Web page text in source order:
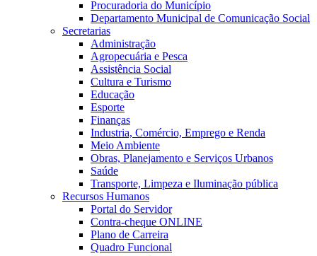
Procuradoria do Município
Departamento Municipal de Comunicação Social
Secretarias
Administração
Agropecuária e Pesca
Assistência Social
Cultura e Turismo
Educação
Esporte
Finanças
Industria, Comércio, Emprego e Renda
Meio Ambiente
Obras, Planejamento e Serviços Urbanos
Saúde
Transporte, Limpeza e Iluminação pública
Recursos Humanos
Portal do Servidor
Contra-cheque ONLINE
Plano de Carreira
Quadro Funcional